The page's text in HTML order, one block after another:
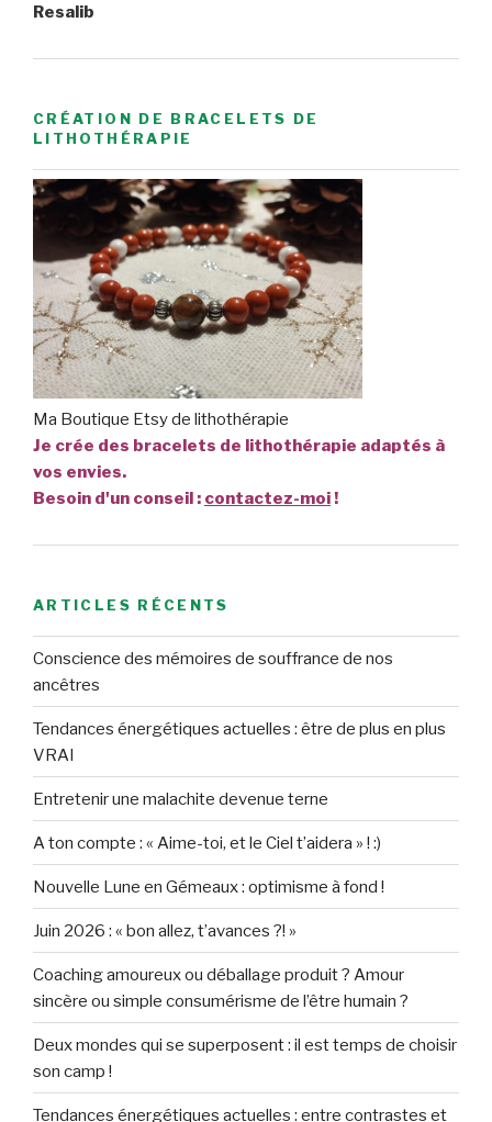
Resalib
CRÉATION DE BRACELETS DE
LITHOTHÉRAPIE
Ma Boutique Etsy de lithothérapie
Je crée des bracelets de lithothérapie adaptés à
vos envies.
Besoin d'un conseil : contactez-moi!
ARTICLES RÉCENTS
Conscience des mémoires de souffrance de nos
ancêtres
Tendances énergétiques actuelles : être de plus en plus
VRAI
Entretenir une malachite devenue terne
A ton compte : « Aime-toi, et le Ciel t’aidera » ! :)
Nouvelle Lune en Gémeaux : optimisme à fond !
Juin 2026 : « bon allez, t’avances ?! »
Coaching amoureux ou déballage produit ? Amour
sincère ou simple consumérisme de l’être humain ?
Deux mondes qui se superposent : il est temps de choisir
son camp !
Tendances énergétiques actuelles : entre contrastes et